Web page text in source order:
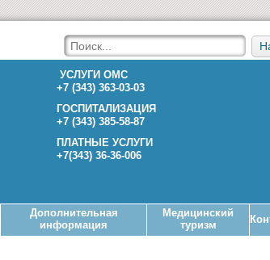
УСЛУГИ ОМС
+7 (343) 363-03-03
ГОСПИТАЛИЗАЦИЯ
+7 (343) 385-58-87
ПЛАТНЫЕ УСЛУГИ
+7(343) 36-36-006
Дополнительная
информация
Медицинский
туризм